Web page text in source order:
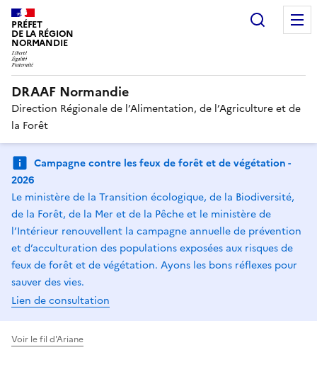
PRÉFET
DE LA RÉGION
NORMANDIE
DRAAF Normandie
Direction Régionale de l’Alimentation, de l’Agriculture et de
la Forêt
Campagne contre les feux de forêt et de végétation -
2026
Le ministère de la Transition écologique, de la Biodiversité,
de la Forêt, de la Mer et de la Pêche et le ministère de
l’Intérieur renouvellent la campagne annuelle de prévention
et d’acculturation des populations exposées aux risques de
feux de forêt et de végétation. Ayons les bons réflexes pour
sauver des vies.
Lien de consultation
Voir le fil d'Ariane